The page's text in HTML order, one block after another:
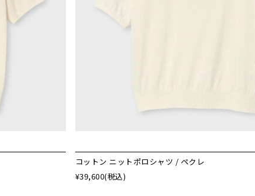
コットン ニットポロシャツ / ペクレ
¥39,600(税込)